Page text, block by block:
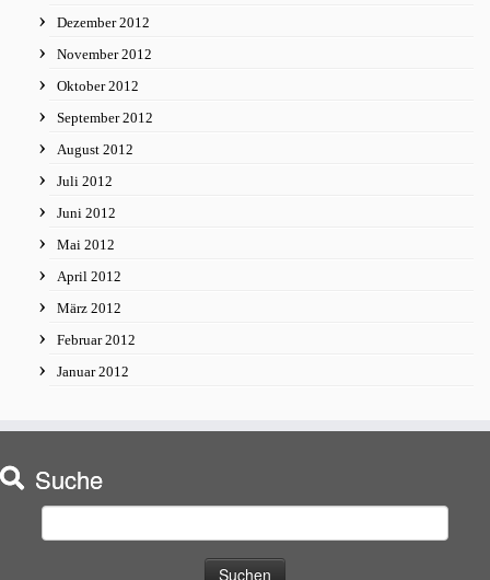
Dezember 2012
November 2012
Oktober 2012
September 2012
August 2012
Juli 2012
Juni 2012
Mai 2012
April 2012
März 2012
Februar 2012
Januar 2012
Suche